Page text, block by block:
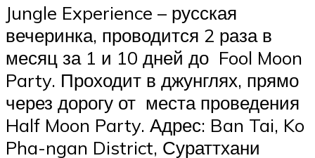
Jungle Experience – русская
вечеринка, проводится 2 раза в
месяц за 1 и 10 дней до Fool Moon
Party. Проходит в джунглях, прямо
через дорогу от места проведения
Half Moon Party. Адрес: Ban Tai, Ko
Pha-ngan District, Сураттхани